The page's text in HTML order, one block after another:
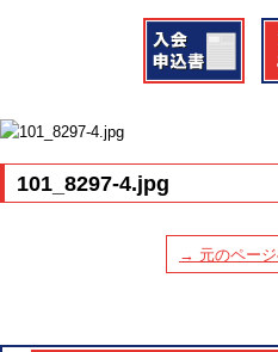
101_8297-4.jpg
→ 元のページ